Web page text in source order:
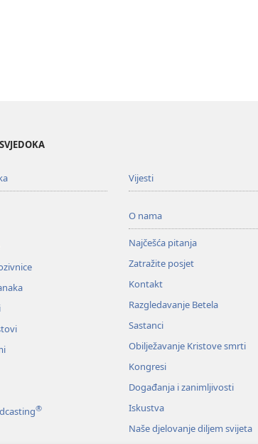
®
Vijesti
O nama
Najčešća pitanja
Zatražite posjet
Kontakt
Razgledavanje Betela
Sastanci
Obilježavanje Kristove smrti
Kongresi
Događanja i zanimljivosti
Iskustva
Naše djelovanje diljem svijeta